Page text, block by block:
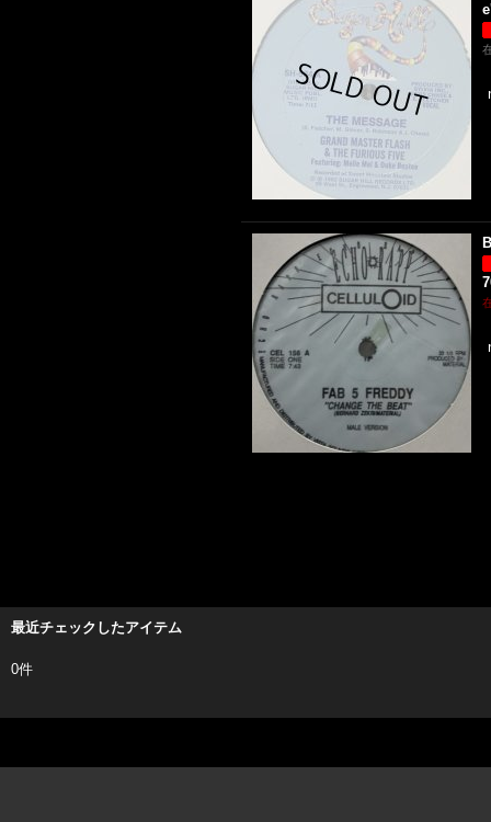
最近チェックしたアイテム
0件